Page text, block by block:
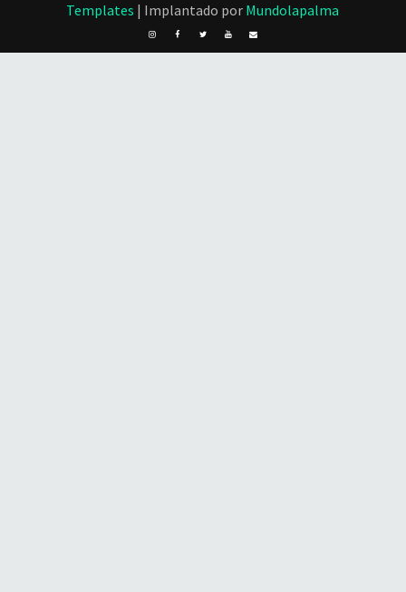
Templates | Implantado por Mundolapalma